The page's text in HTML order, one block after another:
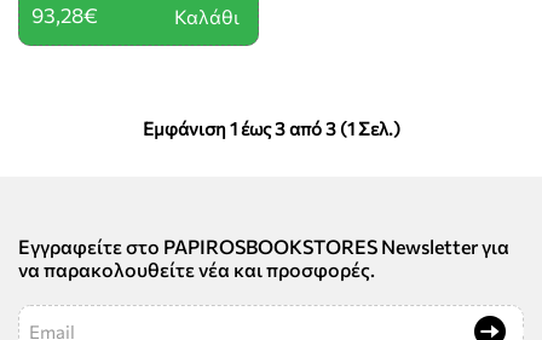
93,28€ Καλάθι
Εμφάνιση 1 έως 3 από 3 (1 Σελ.)
Εγγραφείτε στο PAPIROSBOOKSTORES Newsletter για
να παρακολουθείτε νέα και προσφορές.
Email